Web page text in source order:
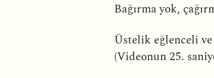
Bağırma yok,
Üstelik eğlenceli
(Videonun 25.